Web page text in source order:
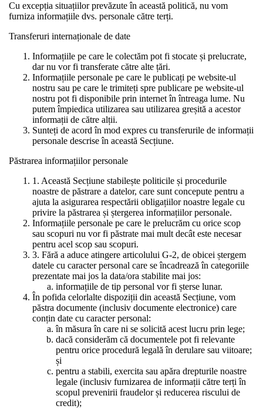
Cu excepția situațiilor prevăzute în această politică, nu vom
furniza informațiile dvs. personale către terți.
Transferuri internaționale de date
Informațiile pe care le colectăm pot fi stocate și prelucrate,
dar nu vor fi transferate către alte țări.
Informațiile personale pe care le publicați pe website-ul
nostru sau pe care le trimiteți spre publicare pe website-ul
nostru pot fi disponibile prin internet în întreaga lume. Nu
putem împiedica utilizarea sau utilizarea greșită a acestor
informații de către alții.
Sunteți de acord în mod expres cu transferurile de informații
personale descrise în această Secțiune.
Păstrarea informațiilor personale
1. Această Secțiune stabilește politicile și procedurile
noastre de păstrare a datelor, care sunt concepute pentru a
ajuta la asigurarea respectării obligațiilor noastre legale cu
privire la păstrarea și ștergerea informațiilor personale.
Informațiile personale pe care le prelucrăm cu orice scop
sau scopuri nu vor fi păstrate mai mult decât este necesar
pentru acel scop sau scopuri.
3. Fără a aduce atingere articolului G-2, de obicei ștergem
datele cu caracter personal care se încadrează în categoriile
prezentate mai jos la data/ora stabilite mai jos:
informațiile de tip personal vor fi șterse lunar.
În pofida celorlalte dispoziții din această Secțiune, vom
păstra documente (inclusiv documente electronice) care
conțin date cu caracter personal:
în măsura în care ni se solicită acest lucru prin lege;
dacă considerăm că documentele pot fi relevante
pentru orice procedură legală în derulare sau viitoare;
și
pentru a stabili, exercita sau apăra drepturile noastre
legale (inclusiv furnizarea de informații către terți în
scopul prevenirii fraudelor și reducerea riscului de
credit);